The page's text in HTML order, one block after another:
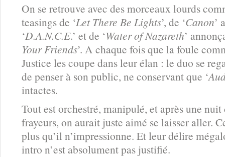
On se retrouve avec des morceaux lourds
teasings de ‘Let There Be Lights’, de ‘Canon’
‘D.A.N.C.E.’ et de ‘Water of Nazareth’
Your Friends’. A chaque fois que la foule
Justice les coupe dans leur élan : le duo se
de penser à son public, ne conservant que ‘
intactes.
Tout est orchestré, manipulé, et après une
frayeurs, on aurait juste aimé se laisser aller.
plus qu’il n’impressionne. Et leur délire
intro n’est absolument pas justifié.